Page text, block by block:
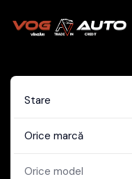
Stare
Orice marcă
Orice model